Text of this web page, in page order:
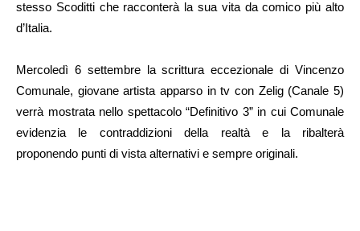
stesso Scoditti che racconterà la sua vita da comico più alto
d’Italia.
Mercoledì 6 settembre la scrittura eccezionale di Vincenzo
Comunale, giovane artista apparso in tv con Zelig (Canale 5)
verrà mostrata nello spettacolo “Definitivo 3” in cui Comunale
evidenzia le contraddizioni della realtà e la ribalterà
proponendo punti di vista alternativi e sempre originali.